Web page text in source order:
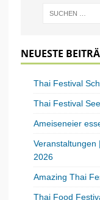
NEUESTE
Thai Festival
Thai Festival
Ameiseneier
Veranstaltungen
2026
Amazing Thai
Thai Food